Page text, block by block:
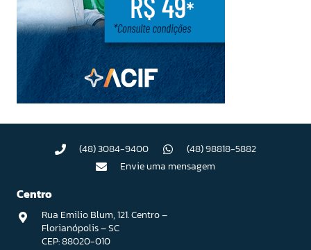
(48) 3084-9400
(48) 98818-5882
Envie uma mensagem
Centro
Rua Emilio Blum, 121. Centro –
Florianópolis – SC
CEP: 88020-010